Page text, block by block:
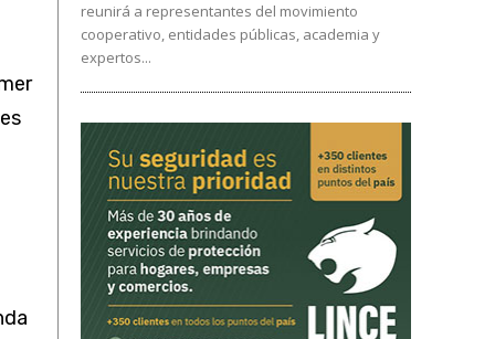
reunirá a representantes del movimiento
cooperativo, entidades públicas, academia y
expertos...